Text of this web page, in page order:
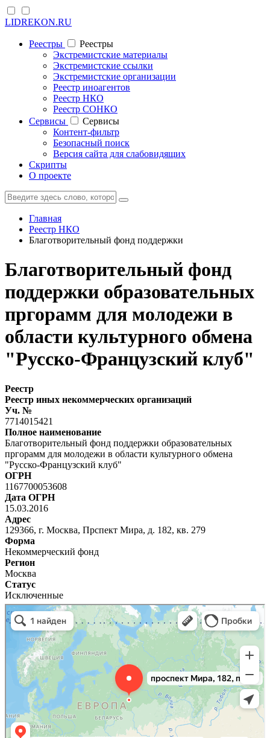
LIDREKON.RU
Реестры
Реестры
Экстремистские материалы
Экстремистские ссылки
Экстремистские организации
Реестр иноагентов
Реестр НКО
Реестр СОНКО
Cервисы
Cервисы
Контент-фильтр
Безопасный поиск
Версия сайта для слабовидящих
Скрипты
О проекте
Главная
Реестр НКО
Благотворительный фонд поддержки
Благотворительный фонд
поддержки образовательных
пргорамм для молодежи в
области культурного обмена
"Русско-Французский клуб"
Реестр
Реестр иных некоммерческих организаций
Уч. №
7714015421
Полное наименование
Благотворительный фонд поддержки образовательных
пргорамм для молодежи в области культурного обмена
"Русско-Французский клуб"
ОГРН
1167700053608
Дата ОГРН
15.03.2016
Адрес
129366, г. Москва, Прспект Мира, д. 182, кв. 279
Форма
Некоммерческий фонд
Регион
Москва
Статус
Исключенные